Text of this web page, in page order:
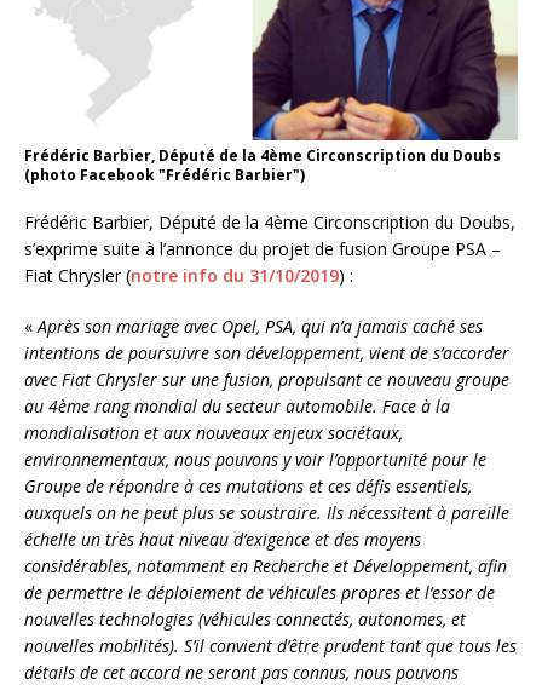
Frédéric Barbier, Député de la 4ème Circonscription du Doubs
(photo Facebook "Frédéric Barbier")
Frédéric Barbier, Député de la 4ème Circonscription du Doubs,
s’exprime suite à l’annonce du projet de fusion Groupe PSA –
Fiat Chrysler (notre info du 31/10/2019) :
« Après son mariage avec Opel, PSA, qui n’a jamais caché ses
intentions de poursuivre son développement, vient de s’accorder
avec Fiat Chrysler sur une fusion, propulsant ce nouveau groupe
au 4ème rang mondial du secteur automobile. Face à la
mondialisation et aux nouveaux enjeux sociétaux,
environnementaux, nous pouvons y voir l’opportunité pour le
Groupe de répondre à ces mutations et ces défis essentiels,
auxquels on ne peut plus se soustraire. Ils nécessitent à pareille
échelle un très haut niveau d’exigence et des moyens
considérables, notamment en Recherche et Développement, afin
de permettre le déploiement de véhicules propres et l’essor de
nouvelles technologies (véhicules connectés, autonomes, et
nouvelles mobilités). S’il convient d’être prudent tant que tous les
détails de cet accord ne seront pas connus, nous pouvons